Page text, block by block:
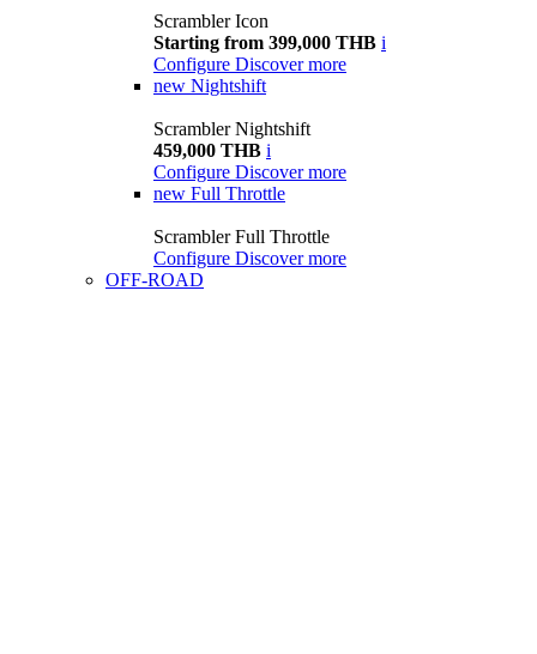
Scrambler Icon
Starting from 399,000 THB i
Configure Discover more
new Nightshift
Scrambler Nightshift
459,000 THB i
Configure Discover more
new Full Throttle
Scrambler Full Throttle
Configure Discover more
OFF-ROAD